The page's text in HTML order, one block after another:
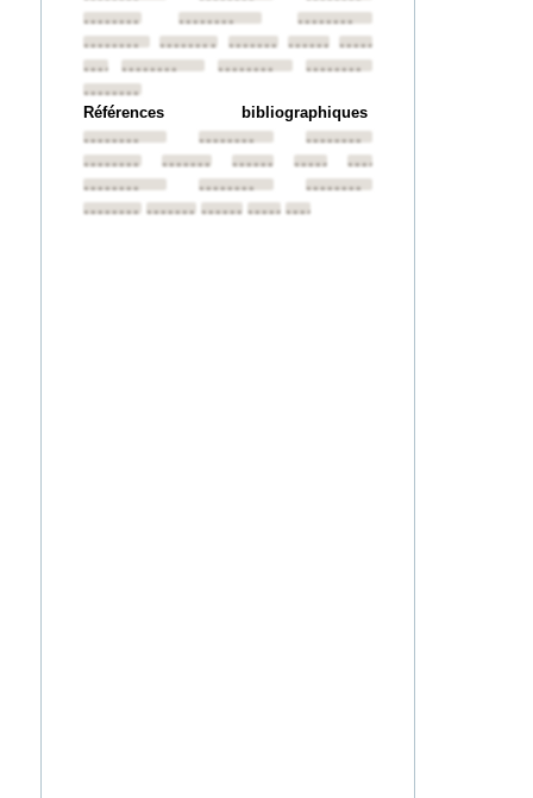
••••••••
••••••••
••••••••
••••••••
•••••••• •••••••• ••••••••••••••••
•••••••••••••••• ••••••••
••••••••
••••••••
Références bibliographiques
••••••••
••••••••
••••••••
••••••••
•••••••• •••••••• ••••••••••••••••
••••••••
••••••••
••••••••
•••••••• ••••••••••••••••••••••••••••••••